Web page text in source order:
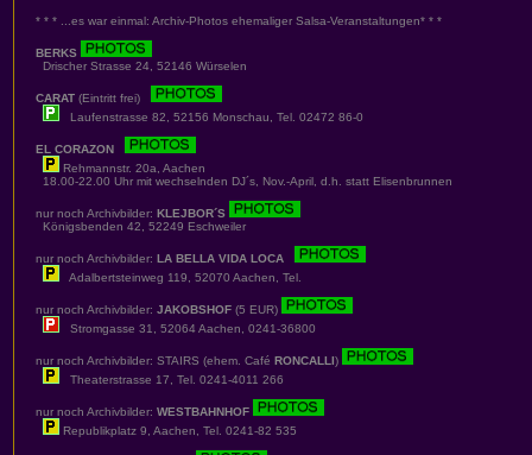
* * * ...es war einmal: Archiv-Photos ehemaliger Salsa-Veranstaltungen* * *
BERKS
Drischer Strasse 24, 52146 Würselen
CARAT (Eintritt frei)
Laufenstrasse 82, 52156 Monschau, Tel. 02472 86-0
EL CORAZON
Rehmannstr. 20a, Aachen
18.00-22.00 Uhr mit wechselnden DJ´s, Nov.-April, d.h. statt Elisenbrunnen
nur noch Archivbilder: KLEJBOR´S
Königsbenden 42, 52249 Eschweiler
nur noch Archivbilder: LA BELLA VIDA LOCA
Adalbertsteinweg 119, 52070 Aachen, Tel.
nur noch Archivbilder: JAKOBSHOF (5 EUR)
Stromgasse 31, 52064 Aachen, 0241-36800
nur noch Archivbilder: STAIRS (ehem. Café RONCALLI)
Theaterstrasse 17, Tel. 0241-4011 266
nur noch Archivbilder: WESTBAHNHOF
Republikplatz 9, Aachen, Tel. 0241-82 535